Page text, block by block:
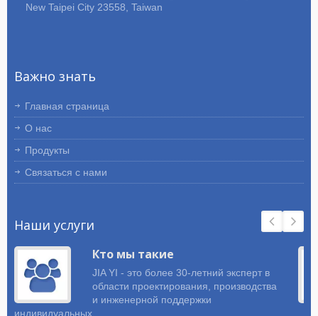
New Taipei City 23558, Taiwan
Важно знать
Главная страница
О нас
Продукты
Связаться с нами
Наши услуги
Кто мы такие
JIA YI - это более 30-летний эксперт в
области проектирования, производства
и инженерной поддержки
индивидуальных...